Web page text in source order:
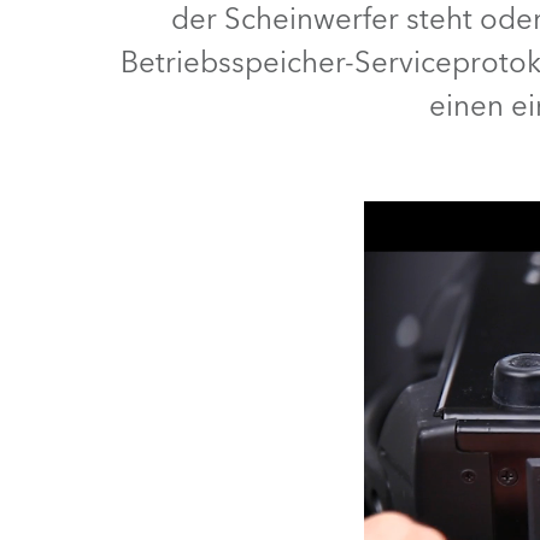
Robe On
Robe
Avolites
der Scheinwerfer steht
Betriebsspeicher-
einen